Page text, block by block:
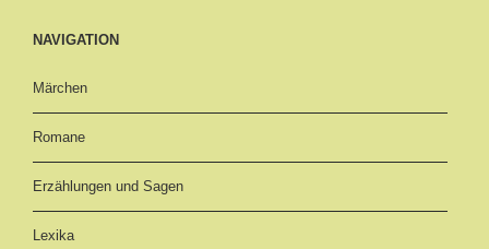
NAVIGATION
Märchen
Romane
Erzählungen und Sagen
Lexika